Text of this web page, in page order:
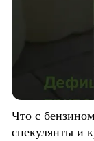
Что с
спекулянты и